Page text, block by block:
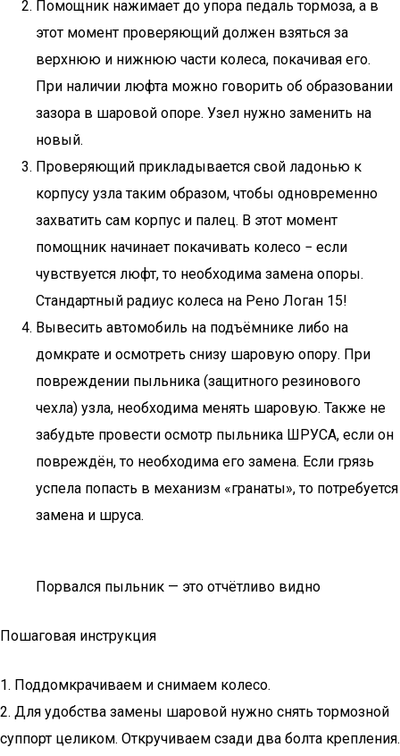
Помощник нажимает до упора педаль тормоза, а в
этот момент проверяющий должен взяться за
верхнюю и нижнюю части колеса, покачивая его.
При наличии люфта можно говорить об образовании
зазора в шаровой опоре. Узел нужно заменить на
новый.
Проверяющий прикладывается свой ладонью к
корпусу узла таким образом, чтобы одновременно
захватить сам корпус и палец. В этот момент
помощник начинает покачивать колесо − если
чувствуется люфт, то необходима замена опоры.
Стандартный радиус колеса на Рено Логан 15!
Вывесить автомобиль на подъёмнике либо на
домкрате и осмотреть снизу шаровую опору. При
повреждении пыльника (защитного резинового
чехла) узла, необходима менять шаровую. Также не
забудьте провести осмотр пыльника ШРУСА, если он
повреждён, то необходима его замена. Если грязь
успела попасть в механизм «гранаты», то потребуется
замена и шруса.
Порвался пыльник — это отчётливо видно
Пошаговая инструкция
1. Поддомкрачиваем и снимаем колесо.
2. Для удобства замены шаровой нужно снять тормозной
суппорт целиком. Откручиваем сзади два болта крепления.